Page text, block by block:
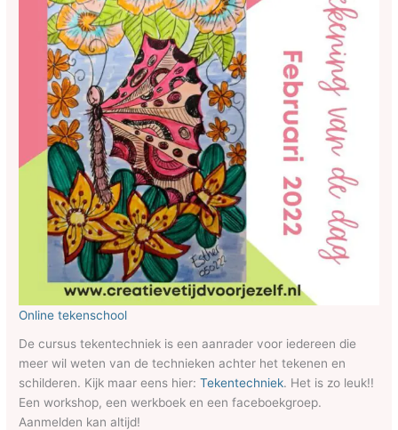
Online tekenschool
De cursus tekentechniek is een aanrader voor iedereen die
meer wil weten van de technieken achter het tekenen en
schilderen. Kijk maar eens hier:Tekentechniek. Het is zo leuk!!
Een workshop, een werkboek en een faceboekgroep.
Aanmelden kan altijd!